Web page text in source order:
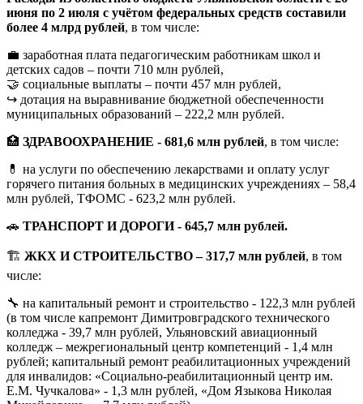
июня по 2 июля с учётом федеральных средств составили
более 4 млрд рублей, в том числе:
💼 заработная плата педагогическим работникам школ и
детских садов – почти 710 млн рублей,
🤝 социальные выплаты – почти 457 млн рублей,
↪️ дотация на выравнивание бюджетной обеспеченности
муниципальных образований – 222,2 млн рублей.
🏥 ЗДРАВООХРАНЕНИЕ - 681,6 млн рублей, в том числе:
💊 на услуги по обеспечению лекарствами и оплату услуг
горячего питания больных в медицинских учреждениях – 58,4
млн рублей, ТФОМС - 623,2 млн рублей.
🚗 ТРАНСПОРТ И ДОРОГИ - 645,7 млн рублей.
🏗️ ЖКХ И СТРОИТЕЛЬСТВО – 317,7 млн рублей, в том
числе:
🔧 на капитальный ремонт и строительство - 122,3 млн рублей
(в том числе капремонт Димитровградского технического
колледжа - 39,7 млн рублей, Ульяновский авиационный
колледж – межрегиональный центр компетенций - 1,4 млн
рублей; капитальный ремонт реабилитационных учреждений
для инвалидов: «Социально-реабилитационный центр им.
Е.М. Чучкалова» - 1,3 млн рублей, «Дом Языкова Николая